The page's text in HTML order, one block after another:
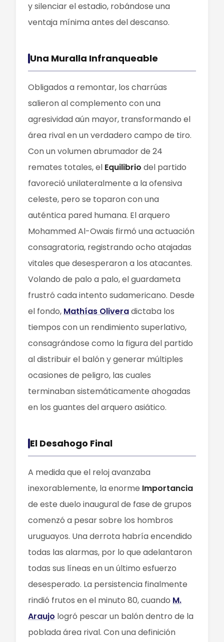
y silenciar el estadio, robándose una
ventaja mínima antes del descanso.
Una Muralla Infranqueable
Obligados a remontar, los charrúas
salieron al complemento con una
agresividad aún mayor, transformando el
área rival en un verdadero campo de tiro.
Con un volumen abrumador de 24
remates totales, el Equilibrio del partido
favoreció unilateralmente a la ofensiva
celeste, pero se toparon con una
auténtica pared humana. El arquero
Mohammed Al-Owais firmó una actuación
consagratoria, registrando ocho atajadas
vitales que desesperaron a los atacantes.
Volando de palo a palo, el guardameta
frustró cada intento sudamericano. Desde
el fondo, Mathías Oliveradictaba los
tiempos con un rendimiento superlativo,
consagrándose como la figura del partido
al distribuir el balón y generar múltiples
ocasiones de peligro, las cuales
terminaban sistemáticamente ahogadas
en los guantes del arquero asiático.
El Desahogo Final
A medida que el reloj avanzaba
inexorablemente, la enorme Importancia
de este duelo inaugural de fase de grupos
comenzó a pesar sobre los hombros
uruguayos. Una derrota habría encendido
todas las alarmas, por lo que adelantaron
todas sus líneas en un último esfuerzo
desesperado. La persistencia finalmente
rindió frutos en el minuto 80, cuando M.
Araujo logró pescar un balón dentro de la
poblada área rival. Con una definición